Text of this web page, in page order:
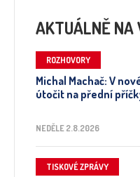
AKTUÁLNĚ NA
ROZHOVORY
Michal Machač: V
útočit na přední
NEDĚLE 2.8.2026
TISKOVÉ ZPRÁVY